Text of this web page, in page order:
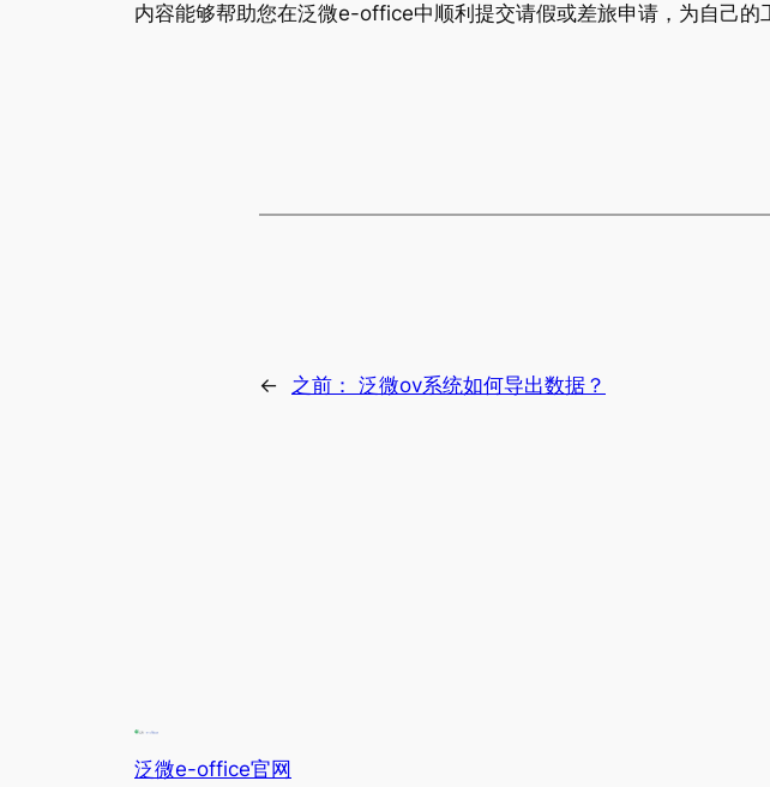
内容能够帮助您在泛微e-office中顺利提交请假或差旅申请，为自己的
← 之前： 泛微ov系统如何导出数据？
泛微e-office官网